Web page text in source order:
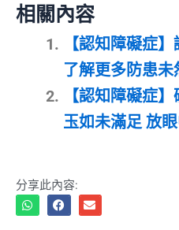
相關內容
【認知障礙症
了解更多防患未
【認知障礙症
玉如未滿足 放
分享此內容: